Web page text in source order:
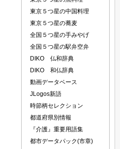
東京５つ星の中国料理
東京５つ星の蕎麦
全国５つ星の手みやげ
全国５つ星の駅弁空弁
DIKO 仏和辞典
DIKO 和仏辞典
動画データベース
JLogos新語
時節柄セレクション
都道府県別情報
『介護』重要用語集
都市データパック(市章)